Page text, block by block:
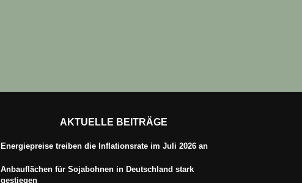
AKTUELLE BEITRÄGE
Energiepreise treiben die Inflationsrate im Juli 2026 an
Anbauflächen für Sojabohnen in Deutschland stark
gestiegen